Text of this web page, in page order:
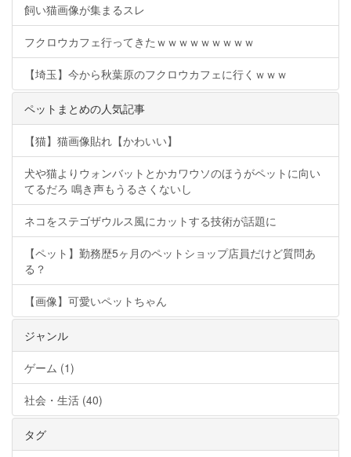
飼い猫画像が集まるスレ
フクロウカフェ行ってきたｗｗｗｗｗｗｗｗｗ
【埼玉】今から秋葉原のフクロウカフェに行くｗｗｗ
ペットまとめの人気記事
【猫】猫画像貼れ【かわいい】
犬や猫よりウォンバットとかカワウソのほうがペットに向い
てるだろ 鳴き声もうるさくないし
ネコをステゴザウルス風にカットする技術が話題に
【ペット】勤務歴5ヶ月のペットショップ店員だけど質問あ
る？
【画像】可愛いペットちゃん
ジャンル
ゲーム (1)
社会・生活 (40)
タグ